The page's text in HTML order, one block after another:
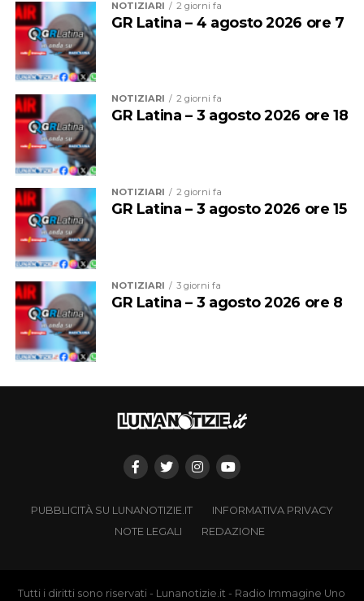
Gli organizzatori rivolgono un invito alla cittadinanza e
alle istituzioni affinché prendano parte alla
commemorazione, sottolineando il valore dell’impegno
condiviso per diffondere una maggiore cultura della
sicurezza stradale e sostenere le famiglie colpite da
tragedie simili.
NOTIZIARI 2 giorni fa
GR Latina – 4 agosto 2026 ore 7
NOTIZIARI 2 giorni fa
GR Latina – 3 agosto 2026 ore 18
NOTIZIARI 2 giorni fa
GR Latina – 3 agosto 2026 ore 15
NOTIZIARI 3 giorni fa
GR Latina – 3 agosto 2026 ore 8
PUBBLICITÀ SU LUNANOTIZIE.IT
INFORMATIVA PRIVACY
NOTE LEGALI
REDAZIONE
Tutti i diritti sono riservati - Lunanotizie.it - Radio Immagine Uno